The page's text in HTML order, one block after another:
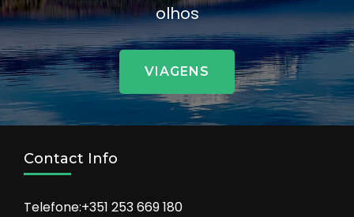
olhos
VIAGENS
Contact Info
Telefone:+351 253 669 180